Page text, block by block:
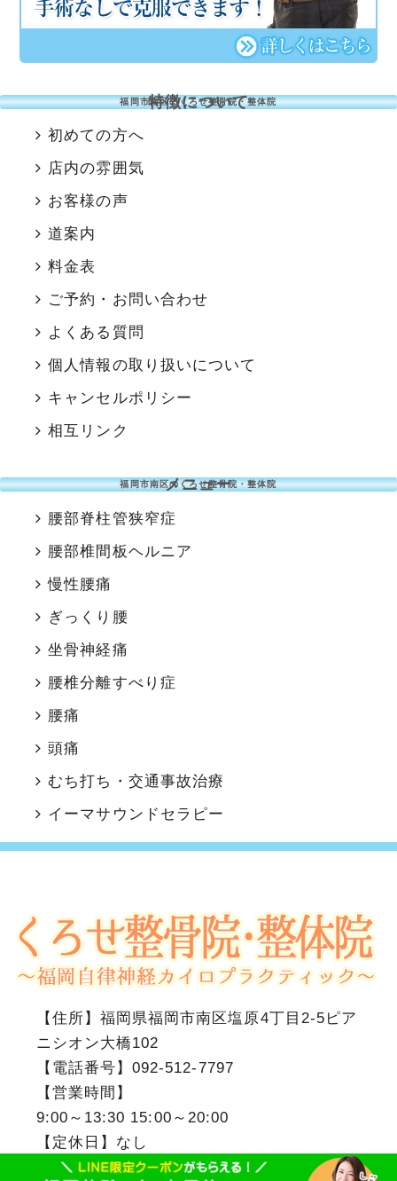
福岡市南区のくろせ整骨院・整体院
特徴について
初めての方へ
店内の雰囲気
お客様の声
道案内
料金表
ご予約・お問い合わせ
よくある質問
個人情報の取り扱いについて
キャンセルポリシー
相互リンク
福岡市南区のくろせ整骨院・整体院
メニュー
腰部脊柱管狭窄症
腰部椎間板ヘルニア
慢性腰痛
ぎっくり腰
坐骨神経痛
腰椎分離すべり症
腰痛
頭痛
むち打ち・交通事故治療
イーマサウンドセラピー
【住所】 福岡県福岡市南区塩原4丁目2-5ピア
ニシオン大橋102
【電話番号】092-512-7797
【営業時間】
9:00～13:30 15:00～20:00
【定休日】なし